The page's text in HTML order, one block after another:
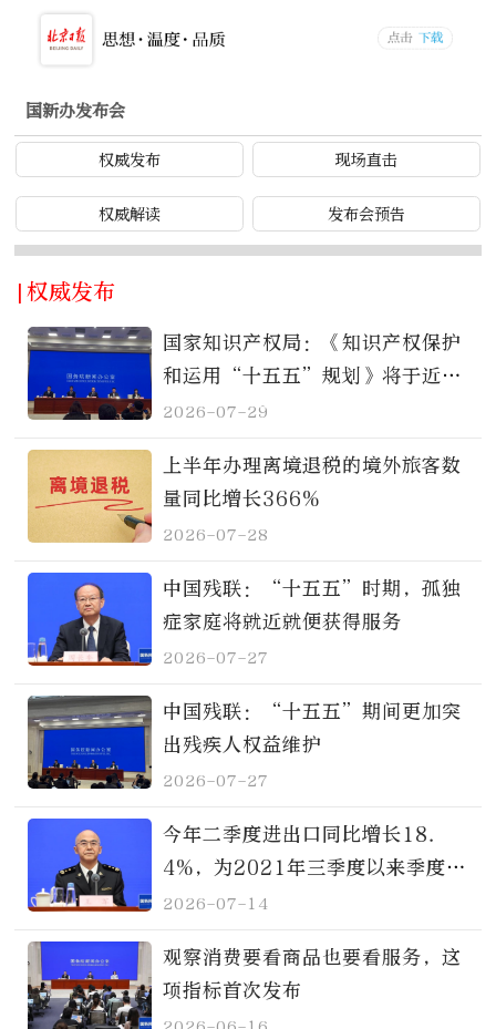
国新办发布会
权威发布 现场直击
权威解读 发布会预告
|权威发布
国家知识产权局：《知识产权保护
和运用“十五五”规划》将于近期
印发实施
2026-07-29
上半年办理离境退税的境外旅客数
量同比增长366%
2026-07-28
中国残联：“十五五”时期，孤独
症家庭将就近就便获得服务
2026-07-27
中国残联：“十五五”期间更加突
出残疾人权益维护
2026-07-27
今年二季度进出口同比增长18.
4%，为2021年三季度以来季度同
比最高增速
2026-07-14
观察消费要看商品也要看服务，这
项指标首次发布